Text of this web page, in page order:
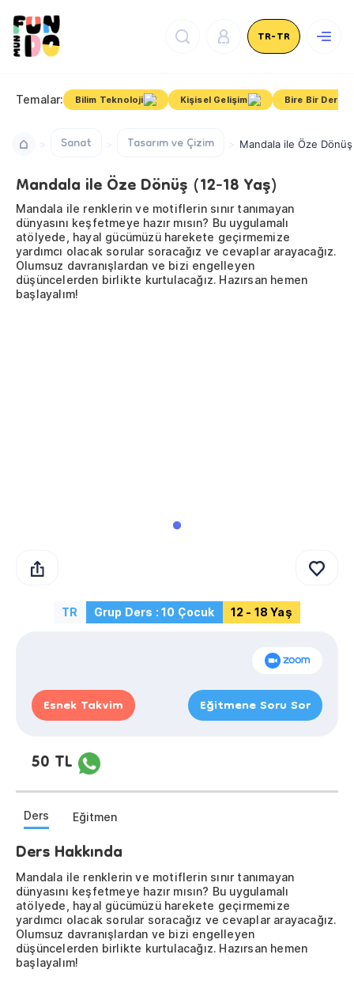
TR-TR
Temalar: Bilim Teknoloji Kişisel Gelişim Bire Bir
Sanat Tasarım ve Çizim Mandala ile Öze
Mandala ile Öze Dönüş (12-18 Yaş)
Mandala ile renklerin ve motiflerin sınır tanımayan
dünyasını keşfetmeye hazır mısın? Bu uygulamalı
atölyede, hayal gücümüzü harekete geçirmemize
yardımcı olacak sorular soracağız ve cevaplar arayacağız.
Olumsuz davranışlardan ve bizi engelleyen
düşüncelerden birlikte kurtulacağız. Hazırsan hemen
başlayalım!
TR Grup Ders : 10 Çocuk 12 - 18 Yaş
Esnek Takvim Eğitmene Soru Sor
50 TL
Ders Eğitmen
Ders Hakkında
Mandala ile renklerin ve motiflerin sınır tanımayan
dünyasını keşfetmeye hazır mısın? Bu uygulamalı
atölyede, hayal gücümüzü harekete geçirmemize
yardımcı olacak sorular soracağız ve cevaplar arayacağız.
Olumsuz davranışlardan ve bizi engelleyen
düşüncelerden birlikte kurtulacağız. Hazırsan hemen
başlayalım!